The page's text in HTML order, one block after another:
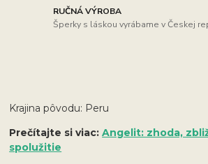
RUČNÁ VÝROBA
Šperky s láskou vyrábame v Českej
Krajina pôvodu: Peru
Prečítajte si viac:Angelit: zhoda,
spolužitie